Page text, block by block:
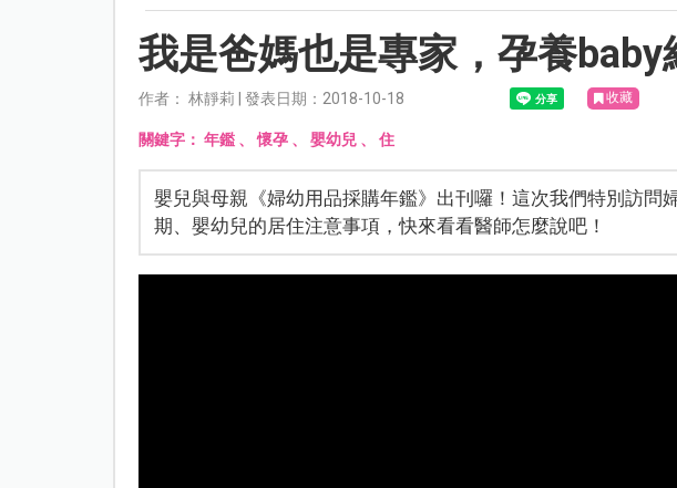
我是爸媽也是專家，孕養baby
作者： 林靜莉 | 發表日期：2018-10-18 收藏
關鍵字： 年鑑、懷孕、 嬰幼兒、 住
嬰兒與母親《婦幼用品採購年鑑》出刊囉！這次我們特別訪問
期、嬰幼兒的居住注意事項，快來看看醫師怎麼說吧！